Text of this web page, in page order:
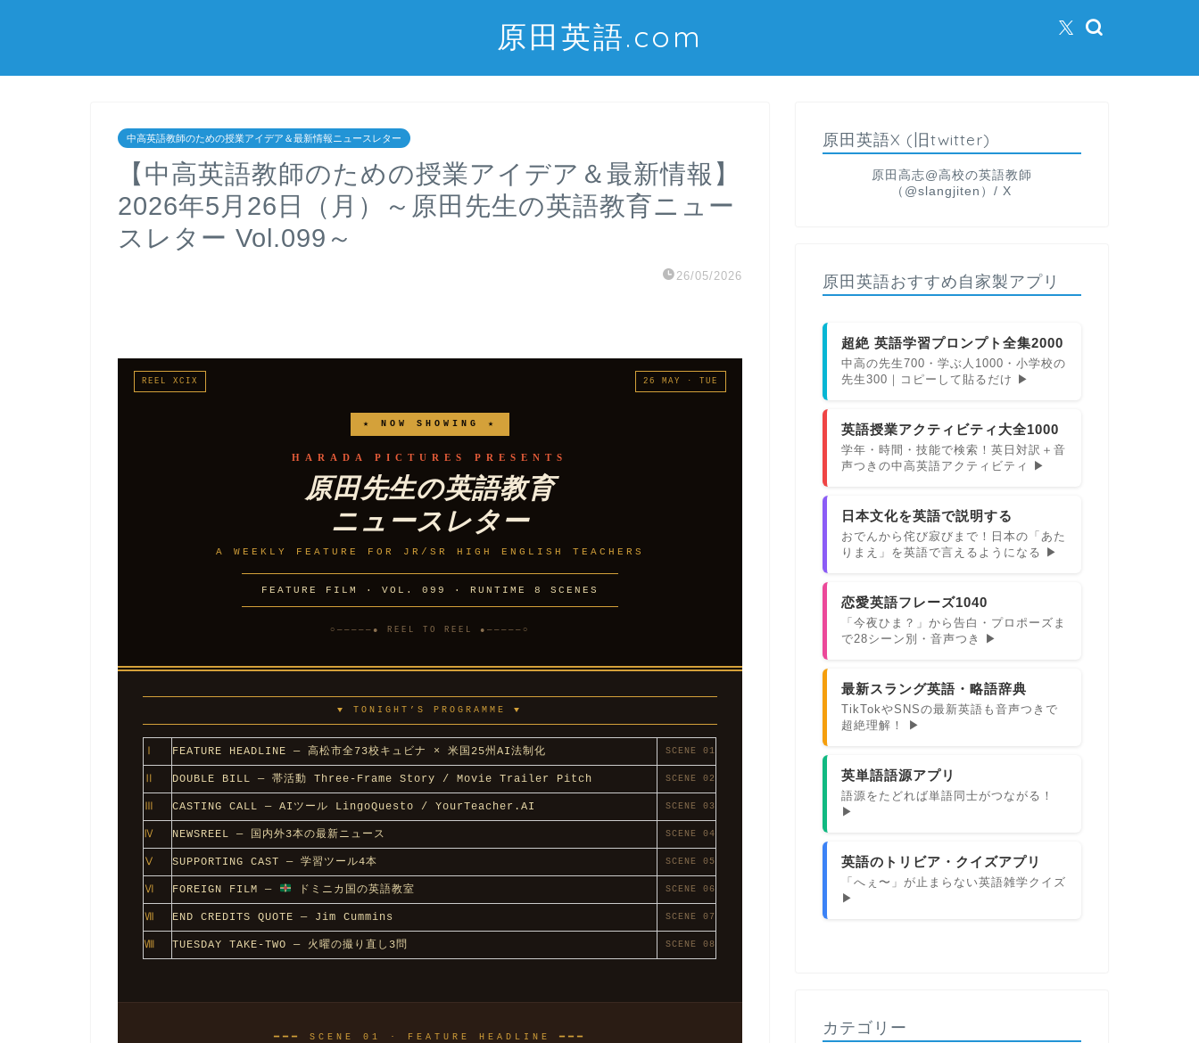
原田英語.com
中高英語教師のための授業アイデア＆最新情報ニュースレター
【中高英語教師のための授業アイデア＆最新情報】
2026年5月26日（月）～原田先生の英語教育ニュー
スレター Vol.099～
26/05/2026
REEL XCIX 26 MAY · TUE
★ NOW SHOWING ★
HARADA PICTURES PRESENTS
原田先生の英語教育
ニュースレター
A WEEKLY FEATURE FOR JR/SR HIGH ENGLISH TEACHERS
FEATURE FILM · VOL. 099 · RUNTIME 8 SCENES
○─────● REEL TO REEL ●─────○
▼ TONIGHT’S PROGRAMME ▼
Ⅰ FEATURE HEADLINE — 高松市全73校キュビナ × 米国25州AI法制化 SCENE 01
Ⅱ DOUBLE BILL — 帯活動 Three-Frame Story / Movie Trailer Pitch SCENE 02
Ⅲ CASTING CALL — AIツール LingoQuesto / YourTeacher.AI SCENE 03
Ⅳ NEWSREEL — 国内外3本の最新ニュース SCENE 04
Ⅴ SUPPORTING CAST — 学習ツール4本 SCENE 05
Ⅵ FOREIGN FILM — ドミニカ国の英語教室 SCENE 06
Ⅶ END CREDITS QUOTE — Jim Cummins SCENE 07
Ⅷ TUESDAY TAKE-TWO — 火曜の撮り直し3問 SCENE 08
━━━ SCENE 01 · FEATURE HEADLINE ━━━
原田英語X (旧twitter)
原田高志@高校の英語教師
（@slangjiten）/ X
原田英語おすすめ自家製アプリ
超絶 英語学習プロンプト全集2000
中高の先生700・学ぶ人1000・小学校の
先生300｜コピーして貼るだけ ▶
英語授業アクティビティ大全1000
学年・時間・技能で検索！英日対訳＋音
声つきの中高英語アクティビティ ▶
日本文化を英語で説明する
おでんから侘び寂びまで！日本の「あた
りまえ」を英語で言えるようになる ▶
恋愛英語フレーズ1040
「今夜ひま？」から告白・プロポーズま
で28シーン別・音声つき ▶
最新スラング英語・略語辞典
TikTokやSNSの最新英語も音声つきで
超絶理解！ ▶
英単語語源アプリ
語源をたどれば単語同士がつながる！
▶
英語のトリビア・クイズアプリ
「へぇ〜」が止まらない英語雑学クイズ
▶
カテゴリー